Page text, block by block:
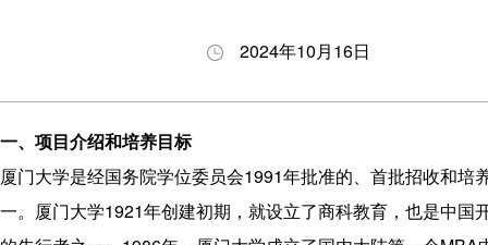
念
项
目
特
态
申
请
指
辩
BDP
下载
专区
奖励
业
展
2024年10月16日
一、项目介绍和培养目标
厦门大学是经国务院学位委员会1991年批准的、首批招收和培
一。厦门大学1921年创建初期，就设立了商科教育，也是中国